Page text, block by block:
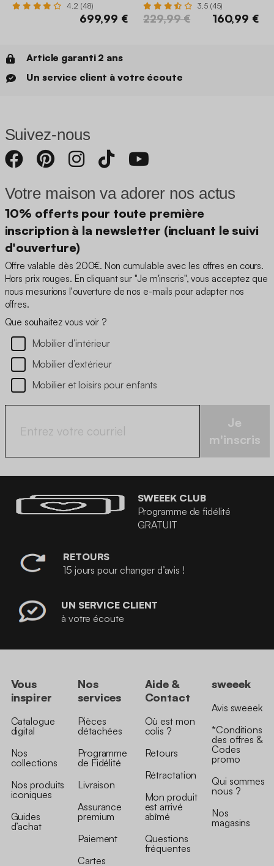
4.2 (48)
699,99 €
3.5 (45)
229,99 € 160,99 €
Article garanti 2 ans
Un service client à votre écoute
Suivez-nous
Votre maison va adorer nos actus
10% offerts pour toute première
inscription à la newsletter (incluant le suivi
d'ouverture)
Offre valable dès 200€. Non cumulable avec les offres en cours.
Hors prix rouges. En cliquant sur "Je m'inscris", vous acceptez que
nous mesurions l'ouverture de nos e-mails pour adapter nos
offres.
Que souhaitez vous voir ?
Mobilier d’intérieur
Mobilier d’extérieur
Mobilier et loisirs pour enfants
Je
m'inscris
SWEEEK CLUB
Programme de fidélité
GRATUIT
RETOURS
15 jours pour changer d’avis !
UN SERVICE CLIENT
à votre écoute
Vous
inspirer
Catalogue
digital
Nos
collections
Nos produits
iconiques
Guides
d’achat
Nos
services
Pièces
détachées
Programme
de Fidélité
Livraison
Assurance
premium
Paiement
Cartes
Aide &
Contact
Où est mon
colis ?
Retours
Rétractation
Mon produit
est arrivé
abîmé
Questions
fréquentes
sweeek
Avis sweeek
*Conditions
des offres &
Codes
promo
Qui sommes
nous ?
Nos
magasins